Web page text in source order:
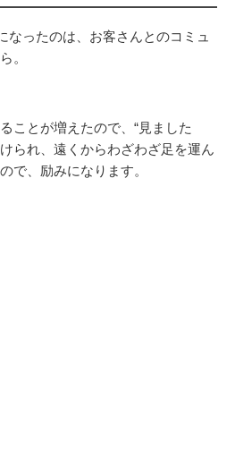
なったのは、お客さんとのコミュ
。
ことが増えたので、“見ました
られ、遠くからわざわざ足を運ん
で、励みになります。